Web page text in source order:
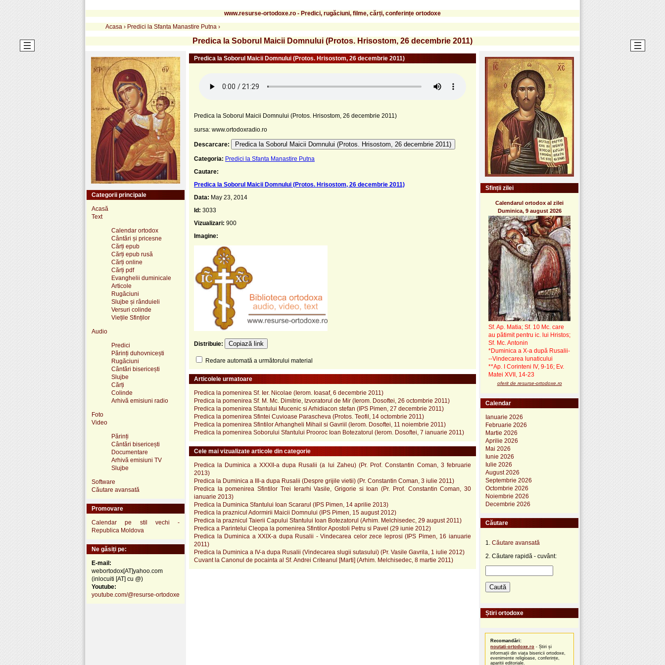
www.resurse-ortodoxe.ro - Predici, rugăciuni, filme, cărți, conferințe ortodoxe
Acasa › Predici la Sfanta Manastire Putna ›
Predica la Soborul Maicii Domnului (Protos. Hrisostom, 26 decembrie 2011)
Predica la Soborul Maicii Domnului (Protos. Hrisostom, 26 decembrie 2011)
Predica la Soborul Maicii Domnului (Protos. Hrisostom, 26 decembrie 2011)
sursa: www.ortodoxradio.ro
Descarcare: Predica la Soborul Maicii Domnului (Protos. Hrisostom, 26 decembrie 2011)
Categoria: Predici la Sfanta Manastire Putna
Cautare:
Predica la Soborul Maicii Domnului (Protos. Hrisostom, 26 decembrie 2011)
Data: May 23, 2014
Id: 3033
Vizualizari: 900
Imagine:
Distribuie: Copiază link
Redare automată a următorului material
Articolele urmatoare
Predica la pomenirea Sf. Ier. Nicolae (Ierom. Ioasaf, 6 decembrie 2011)
Predica la pomenirea Sf. M. Mc. Dimitrie, Izvoratorul de Mir (Ierom. Dosoftei, 26 octombrie 2011)
Predica la pomenirea Sfantului Mucenic si Arhidiacon stefan (IPS Pimen, 27 decembrie 2011)
Predica la pomenirea Sfintei Cuvioase Parascheva (Protos. Teofil, 14 octombrie 2011)
Predica la pomenirea Sfintilor Arhangheli Mihail si Gavriil (Ierom. Dosoftei, 11 noiembrie 2011)
Predica la pomenirea Soborului Sfantului Prooroc Ioan Botezatorul (Ierom. Dosoftei, 7 ianuarie 2011)
Cele mai vizualizate articole din categorie
Predica la Duminica a XXXII-a dupa Rusalii (a lui Zaheu) (Pr. Prof. Constantin Coman, 3 februarie
2013)
Predica la Duminica a III-a dupa Rusalii (Despre grijile vietii) (Pr. Constantin Coman, 3 iulie 2011)
Predica la pomenirea Sfintilor Trei Ierarhi Vasile, Grigorie si Ioan (Pr. Prof. Constantin Coman, 30
ianuarie 2013)
Predica la Duminica Sfantului Ioan Scararul (IPS Pimen, 14 aprilie 2013)
Predica la praznicul Adormirii Maicii Domnului (IPS Pimen, 15 august 2012)
Predica la praznicul Taierii Capului Sfantului Ioan Botezatorul (Arhim. Melchisedec, 29 august 2011)
Predica a Parintelui Cleopa la pomenirea Sfintilor Apostoli Petru si Pavel (29 iunie 2012)
Predica la Duminica a XXIX-a dupa Rusalii - Vindecarea celor zece leprosi (IPS Pimen, 16 ianuarie
2011)
Predica la Duminica a IV-a dupa Rusalii (Vindecarea slugii sutasului) (Pr. Vasile Gavrila, 1 iulie 2012)
Cuvant la Canonul de pocainta al Sf. Andrei Criteanul [Marti] (Arhim. Melchisedec, 8 martie 2011)
Categorii principale
Acasă
Text
Calendar ortodox
Cântări și pricesne
Cărți epub
Cărți epub rusă
Cărți online
Cărți pdf
Evanghelii duminicale
Articole
Rugăciuni
Slujbe și rânduieli
Versuri colinde
Viețile Sfinților
Audio
Predici
Părinți duhovnicești
Rugăciuni
Cântări bisericești
Slujbe
Cărți
Colinde
Arhivă emisiuni radio
Foto
Video
Părinți
Cântări bisericești
Documentare
Arhivă emisiuni TV
Slujbe
Software
Căutare avansată
Promovare
Calendar pe stil vechi -
Republica Moldova
Ne găsiți pe:
E-mail:
webortodox[AT]yahoo.com
(inlocuiti [AT] cu @)
Youtube:
youtube.com/@resurse-ortodoxe
Sfinții zilei
Calendarul ortodox al zilei
Duminica, 9 august 2026
Sf. Ap. Matia; Sf. 10 Mc. care
au pătimit pentru ic. lui Hristos;
Sf. Mc. Antonin
*Duminica a X-a după Rusalii-
--Vindecarea lunaticului
**Ap. I Corinteni IV, 9-16; Ev.
Matei XVII, 14-23
oferit de resurse-ortodoxe.ro
Calendar
Ianuarie 2026
Februarie 2026
Martie 2026
Aprilie 2026
Mai 2026
Iunie 2026
Iulie 2026
August 2026
Septembrie 2026
Octombrie 2026
Noiembrie 2026
Decembrie 2026
Căutare
1. Căutare avansată
2. Căutare rapidă - cuvânt:
Știri ortodoxe
Recomandări:
noutati-ortodoxe.ro - Știri și
informații din viața bisericii ortodoxe,
evenimente religioase, conferințe,
apariții editoriale.